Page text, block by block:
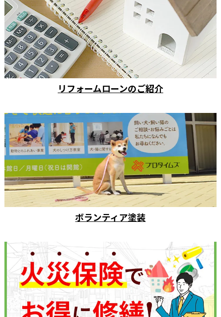
リフォームローンのご紹介
ボランティア塗装